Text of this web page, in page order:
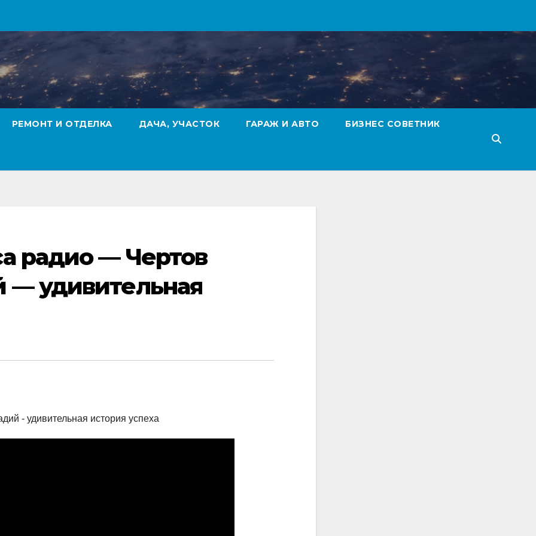
РЕМОНТ И ОТДЕЛКА ДАЧА, УЧАСТОК ГАРАЖ И АВТО БИЗНЕС СОВЕТНИК
радио — Чертов
— удивительная